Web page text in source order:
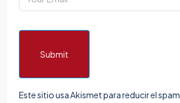
Submit
Este sitio usa Akismet para reducir el spam.